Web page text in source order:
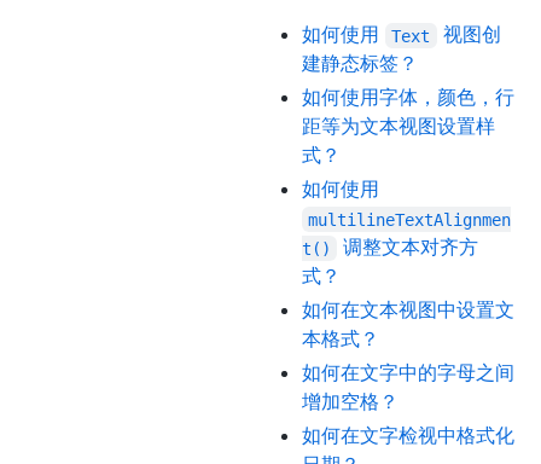
如何使用
Text
视图创
建静态标签？
如何使用字体，颜色，行
距等为文本视图设置样
式？
如何使用
multilineTextAlignmen
t()
调整文本对齐方
式？
如何在文本视图中设置文
本格式？
如何在文字中的字母之间
增加空格？
如何在文字检视中格式化